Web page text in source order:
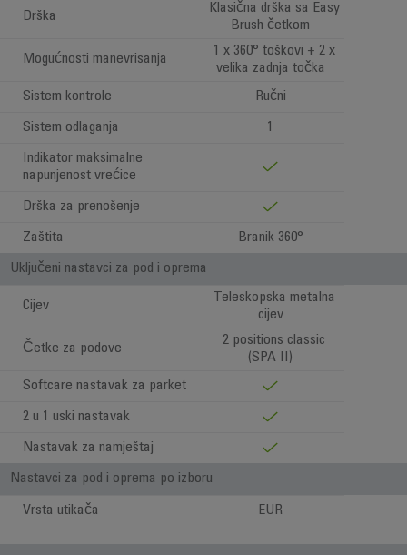
Drška
Klasična drška sa Easy
Brush četkom
Mogućnosti manevrisanja
1 x 360° toškovi + 2 x
velika zadnja točka
Sistem kontrole
Ručni
Sistem odlaganja 1
Indikator maksimalne
napunjenost vrećice
Drška za prenošenje
Zaštita Branik 360°
Uključeni nastavci za pod i oprema
Cijev
Teleskopska metalna
cijev
Četke za podove
2 positions classic
(SPA II)
Softcare nastavak za parket
2 u 1 uski nastavak
Nastavak za namještaj
Nastavci za pod i oprema po izboru
Vrsta utikača EUR